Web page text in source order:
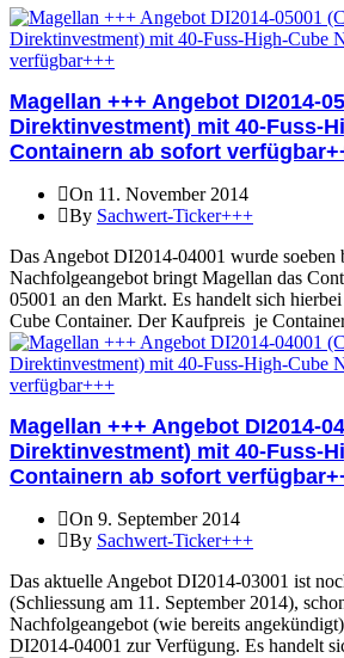
Magellan +++ Angebot DI2014-
Direktinvestment) mit 40-Fuss-
Containern ab sofort
On 11. November 2014
By Sachwert-Ticker+++
Das Angebot DI2014-04001 wurde soeben
Nachfolgeangebot bringt Magellan das
05001 an den Markt. Es handelt sich
Cube Container. Der Kaufpreis je
Magellan +++ Angebot DI2014-
Direktinvestment) mit 40-Fuss-
Containern ab sofort
On 9. September 2014
By Sachwert-Ticker+++
Das aktuelle Angebot DI2014-03001 ist
(Schliessung am 11. September 2014),
Nachfolgeangebot (wie bereits
DI2014-04001 zur Verfügung. Es handelt